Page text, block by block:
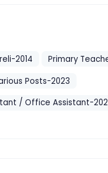
2014
Primary
Posts-2023
/ Office Assistant-